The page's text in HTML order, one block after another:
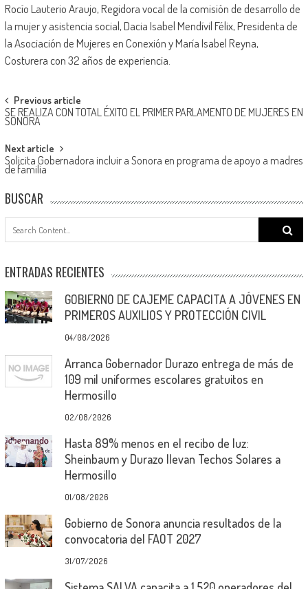
Rocío Lauterio Araujo, Regidora vocal de la comisión de desarrollo de
la mujer y asistencia social, Dacia Isabel Mendívil Félix, Presidenta de
la Asociación de Mujeres en Conexión y María Isabel Reyna,
Costurera con 32 años de experiencia.​
Post
navigation
Previous article
SE REALIZA CON TOTAL ÉXITO EL PRIMER PARLAMENTO DE MUJERES EN
SONORA
Next article
Solicita Gobernadora incluir a Sonora en programa de apoyo a madres
de familia
BUSCAR
Search
for:
ENTRADAS RECIENTES
GOBIERNO DE CAJEME CAPACITA A JÓVENES EN
PRIMEROS AUXILIOS Y PROTECCIÓN CIVIL
04/08/2026
Arranca Gobernador Durazo entrega de más de
109 mil uniformes escolares gratuitos en
Hermosillo
02/08/2026
Hasta 89% menos en el recibo de luz:
Sheinbaum y Durazo llevan Techos Solares a
Hermosillo
01/08/2026
Gobierno de Sonora anuncia resultados de la
convocatoria del FAOT 2027
31/07/2026